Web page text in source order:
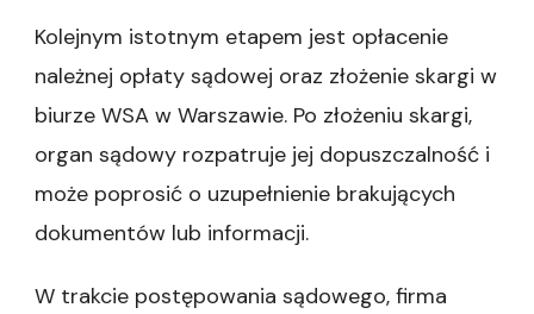
Kolejnym istotnym etapem jest opłacenie
należnej opłaty sądowej oraz złożenie skargi w
biurze WSA w Warszawie. Po złożeniu skargi,
organ sądowy rozpatruje jej dopuszczalność i
może poprosić o uzupełnienie brakujących
dokumentów lub informacji.
W trakcie postępowania sądowego, firma